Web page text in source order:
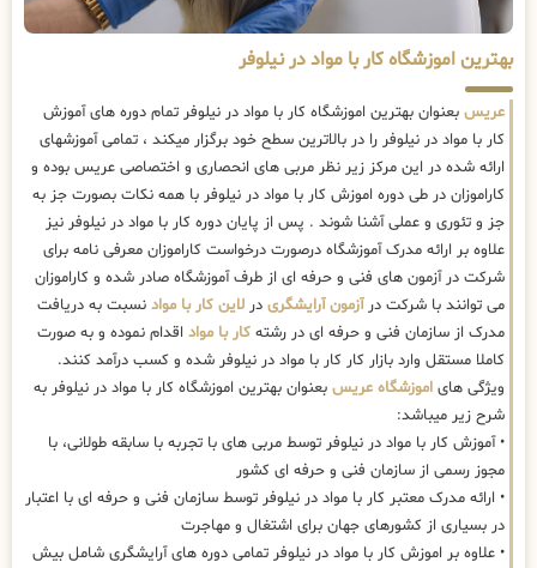
بهترین اموزشگاه کار با مواد در نیلوفر
عریس بعنوان بهترین اموزشگاه کار با مواد در نیلوفر تمام دوره های آموزش
کار با مواد در نیلوفر را در بالاترین سطح خود برگزار میکند ، تمامی آموزشهای
ارائه شده در این مرکز زیر نظر مربی های انحصاری و اختصاصی عریس بوده و
کاراموزان در طی دوره اموزش کار با مواد در نیلوفر با همه نکات بصورت جز به
جز و تئوری و عملی آشنا شوند . پس از پایان دوره کار با مواد در نیلوفر نیز
علاوه بر ارائه مدرک آموزشگاه درصورت درخواست کاراموزان معرفی نامه برای
شرکت در آزمون های فنی و حرفه ای از طرف آموزشگاه صادر شده و کاراموزان
می توانند با شرکت درآزمون آرایشگری در لاین کار با مواد نسبت به دریافت
مدرک از سازمان فنی و حرفه ای در رشته کار با مواد اقدام نموده و به صورت
کاملا مستقل وارد بازار کار کار با مواد در نیلوفر شده و کسب درآمد کنند.
ویژگی های اموزشگاه عریس بعنوان بهترین اموزشگاه کار با مواد در نیلوفر به
شرح زیر میباشد:
• آموزش کار با مواد در نیلوفر توسط مربی های با تجربه با سابقه طولانی، با
مجوز رسمی از سازمان فنی و حرفه ای کشور
• ارائه مدرک معتبر کار با مواد در نیلوفر توسط سازمان فنی و حرفه ای با اعتبار
در بسیاری از کشورهای جهان برای اشتغال و مهاجرت
• علاوه بر اموزش کار با مواد در نیلوفر تمامی دوره های آرایشگری شامل بیش